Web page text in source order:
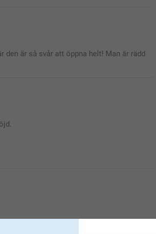
We truly appreciate your comments
welcome to contact us via
är så svår att öppna helt! Man är rädd
smidigt, smart och skoj att beställa